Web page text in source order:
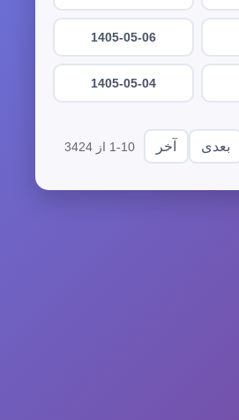
1405-05-06
1405-05-04
بعدی آخر 1-10 از 3424